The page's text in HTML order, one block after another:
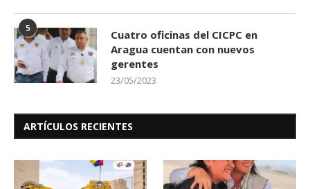
5
Cuatro oficinas del CICPC en
Aragua cuentan con nuevos
gerentes
23/05/2023
ARTÍCULOS RECIENTES